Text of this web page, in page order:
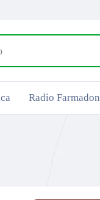
Radio Farmadon